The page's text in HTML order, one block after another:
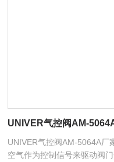
UNIVER气控阀AM-
UNIVER气控阀AM-5064A厂
空气作为控制信号来驱动阀